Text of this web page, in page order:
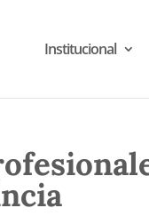
Institucional